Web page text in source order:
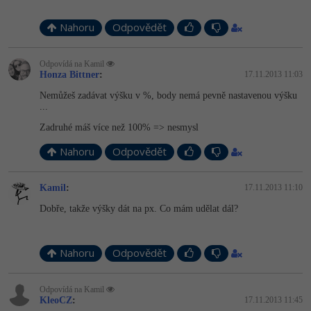
Nahoru Odpovědět
Odpovídá na Kamil
Honza Bittner: 17.11.2013 11:03
Nemůžeš zadávat výšku v %, body nemá pevně nastavenou výšku
...
Zadruhé máš více než 100% => nesmysl
Nahoru Odpovědět
Kamil: 17.11.2013 11:10
Dobře, takže výšky dát na px. Co mám udělat dál?
Nahoru Odpovědět
Odpovídá na Kamil
KleoCZ: 17.11.2013 11:45